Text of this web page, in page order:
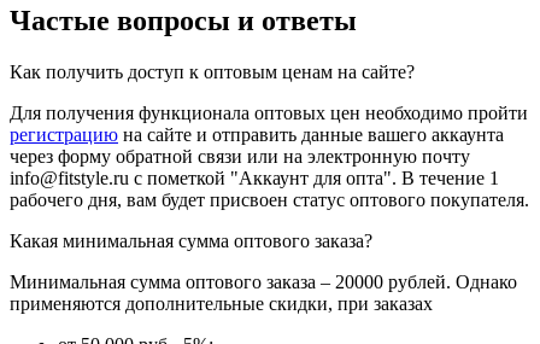
Частые вопросы и ответы
Как получить доступ к оптовым ценам на сайте?
Для получения функционала оптовых цен необходимо пройти
регистрацию на сайте и отправить данные вашего аккаунта
через форму обратной связи или на электронную почту
info@fitstyle.ru с пометкой "Аккаунт для опта". В течение 1
рабочего дня, вам будет присвоен статус оптового покупателя.
Какая минимальная сумма оптового заказа?
Минимальная сумма оптового заказа – 20000 рублей. Однако
применяются дополнительные скидки, при заказах